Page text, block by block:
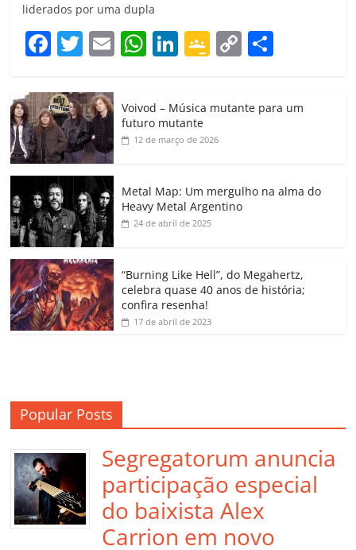
liderados por uma dupla
F
c
e
b
o
o
k
T
itt
er
E
ai
W
at
s
A
p
Li
k
e
dI
G
gl
e
a
ss
o
m
C
y
k
p
h
Voivod – Música mutante para um
futuro mutante
12 de março de 2026
Metal Map: Um mergulho na alma do
Heavy Metal Argentino
24 de abril de 2025
“Burning Like Hell”, do Megahertz,
celebra quase 40 anos de história;
confira resenha!
17 de abril de 2023
Popular Posts
Segregatorum anuncia
participação especial
do baixista Alex
Carrion em novo